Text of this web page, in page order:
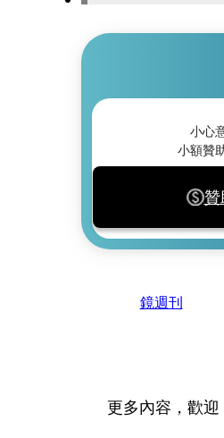
小心
小額贊
贊
鏡週刊
更多內容，歡迎